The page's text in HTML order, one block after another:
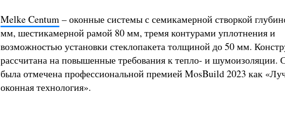
Melke Centum– оконные системы с семикамерной створкой
мм, шестикамерной рамой 80 мм, тремя контурами уплотнения и
возможностью установки стеклопакета толщиной до 50 мм.
рассчитана на повышенные требования к тепло- и шумоизоляции.
была отмечена профессиональной премией MosBuild 2023 как
оконная технология».